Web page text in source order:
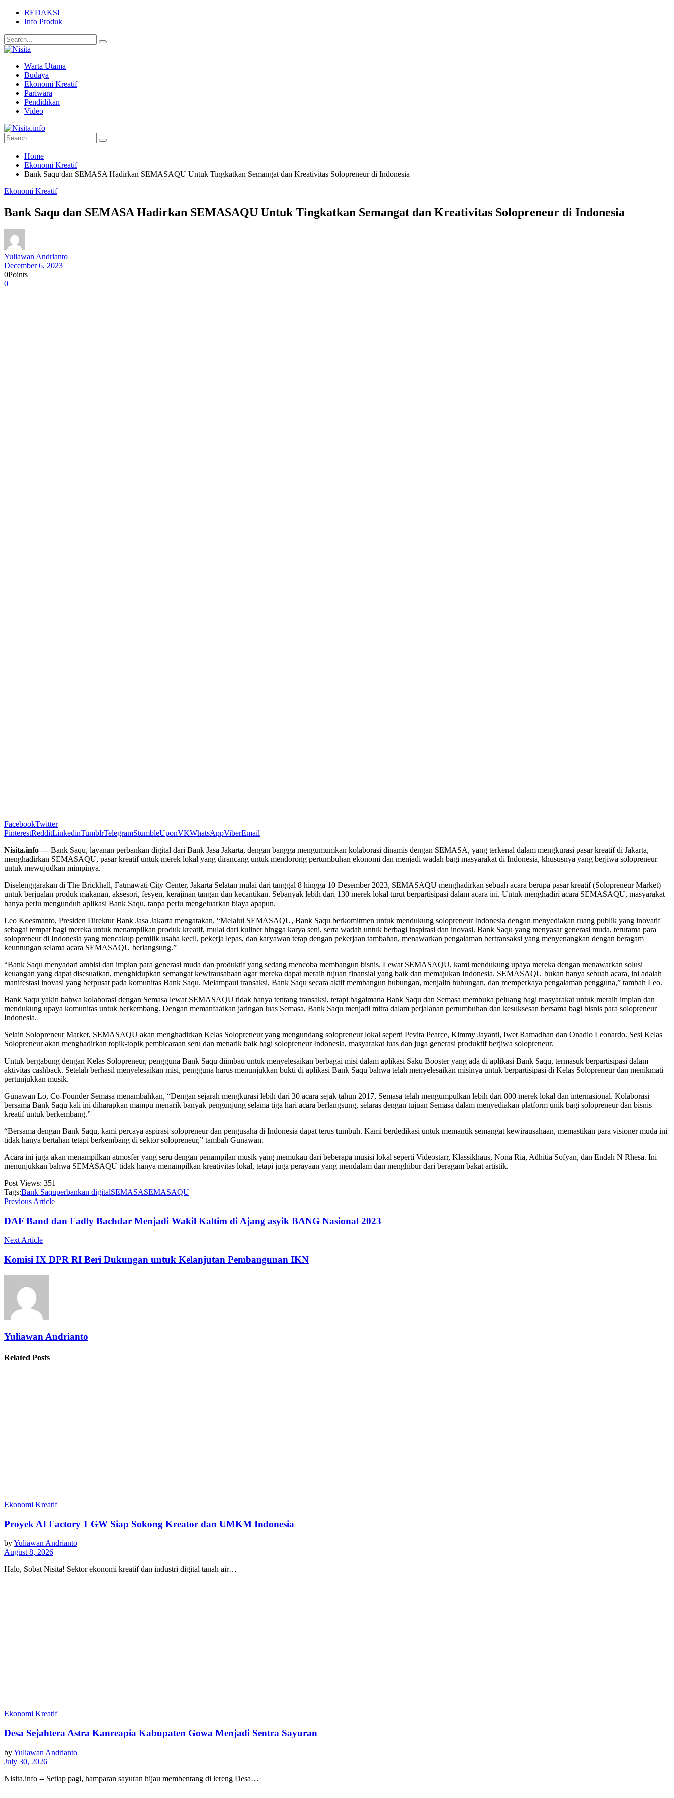
REDAKSI
Info Produk
Warta Utama
Budaya
Ekonomi Kreatif
Pariwara
Pendidikan
Video
Home
Ekonomi Kreatif
Bank Saqu dan SEMASA Hadirkan SEMASAQU Untuk Tingkatkan Semangat dan Kreativitas Solopreneur di Indonesia
Ekonomi Kreatif
Bank Saqu dan SEMASA Hadirkan SEMASAQU Untuk Tingkatkan Semangat dan Kreativitas Solopreneur di Indonesia
Yuliawan Andrianto
December 6, 2023
0Points
0
FacebookTwitter
PinterestRedditLinkedinTumblrTelegramStumbleUponVKWhatsAppViberEmail
Nisita.info —Bank Saqu, layanan perbankan digital dari Bank Jasa Jakarta, dengan bangga mengumumkan kolaborasi dinamis dengan SEMASA, yang terkenal dalam mengkurasi pasar kreatif di Jakarta,
menghadirkan SEMASAQU, pasar kreatif untuk merek lokal yang dirancang untuk mendorong pertumbuhan ekonomi dan menjadi wadah bagi masyarakat di Indonesia, khususnya yang berjiwa solopreneur
untuk mewujudkan mimpinya.
Diselenggarakan di The Brickhall, Fatmawati City Center, Jakarta Selatan mulai dari tanggal 8 hingga 10 Desember 2023, SEMASAQU menghadirkan sebuah acara berupa pasar kreatif (Solopreneur Market)
untuk berjualan produk makanan, aksesori, fesyen, kerajinan tangan dan kecantikan. Sebanyak lebih dari 130 merek lokal turut berpartisipasi dalam acara ini. Untuk menghadiri acara SEMASAQU, masyarakat
hanya perlu mengunduh aplikasi Bank Saqu, tanpa perlu mengeluarkan biaya apapun.
Leo Koesmanto, Presiden Direktur Bank Jasa Jakarta mengatakan, “Melalui SEMASAQU, Bank Saqu berkomitmen untuk mendukung solopreneur Indonesia dengan menyediakan ruang publik yang inovatif
sebagai tempat bagi mereka untuk menampilkan produk kreatif, mulai dari kuliner hingga karya seni, serta wadah untuk berbagi inspirasi dan inovasi. Bank Saqu yang menyasar generasi muda, terutama para
solopreneur di Indonesia yang mencakup pemilik usaha kecil, pekerja lepas, dan karyawan tetap dengan pekerjaan tambahan, menawarkan pengalaman bertransaksi yang menyenangkan dengan beragam
keuntungan selama acara SEMASAQU berlangsung.”
“Bank Saqu menyadari ambisi dan impian para generasi muda dan produktif yang sedang mencoba membangun bisnis. Lewat SEMASAQU, kami mendukung upaya mereka dengan menawarkan solusi
keuangan yang dapat disesuaikan, menghidupkan semangat kewirausahaan agar mereka dapat meraih tujuan finansial yang baik dan memajukan Indonesia. SEMASAQU bukan hanya sebuah acara, ini adalah
manifestasi inovasi yang berpusat pada komunitas Bank Saqu. Melampaui transaksi, Bank Saqu secara aktif membangun hubungan, menjalin hubungan, dan memperkaya pengalaman pengguna,” tambah Leo.
Bank Saqu yakin bahwa kolaborasi dengan Semasa lewat SEMASAQU tidak hanya tentang transaksi, tetapi bagaimana Bank Saqu dan Semasa membuka peluang bagi masyarakat untuk meraih impian dan
mendukung upaya komunitas untuk berkembang. Dengan memanfaatkan jaringan luas Semasa, Bank Saqu menjadi mitra dalam perjalanan pertumbuhan dan kesuksesan bersama bagi bisnis para solopreneur
Indonesia.
Selain Solopreneur Market, SEMASAQU akan menghadirkan Kelas Solopreneur yang mengundang solopreneur lokal seperti Pevita Pearce, Kimmy Jayanti, Iwet Ramadhan dan Onadio Leonardo. Sesi Kelas
Solopreneur akan menghadirkan topik-topik pembicaraan seru dan menarik baik bagi solopreneur Indonesia, masyarakat luas dan juga generasi produktif berjiwa solopreneur.
Untuk bergabung dengan Kelas Solopreneur, pengguna Bank Saqu diimbau untuk menyelesaikan berbagai misi dalam aplikasi Saku Booster yang ada di aplikasi Bank Saqu, termasuk berpartisipasi dalam
aktivitas cashback. Setelah berhasil menyelesaikan misi, pengguna harus menunjukkan bukti di aplikasi Bank Saqu bahwa telah menyelesaikan misinya untuk berpartisipasi di Kelas Solopreneur dan menikmati
pertunjukkan musik.
Gunawan Lo, Co-Founder Semasa menambahkan, “Dengan sejarah mengkurasi lebih dari 30 acara sejak tahun 2017, Semasa telah mengumpulkan lebih dari 800 merek lokal dan internasional. Kolaborasi
bersama Bank Saqu kali ini diharapkan mampu menarik banyak pengunjung selama tiga hari acara berlangsung, selaras dengan tujuan Semasa dalam menyediakan platform unik bagi solopreneur dan bisnis
kreatif untuk berkembang.”
“Bersama dengan Bank Saqu, kami percaya aspirasi solopreneur dan pengusaha di Indonesia dapat terus tumbuh. Kami berdedikasi untuk memantik semangat kewirausahaan, memastikan para visioner muda ini
tidak hanya bertahan tetapi berkembang di sektor solopreneur,” tambah Gunawan.
Acara ini juga akan menampilkan atmosfer yang seru dengan penampilan musik yang memukau dari beberapa musisi lokal seperti Videostarr, Klassikhaus, Nona Ria, Adhitia Sofyan, dan Endah N Rhesa. Ini
menunjukkan bahwa SEMASAQU tidak hanya menampilkan kreativitas lokal, tetapi juga perayaan yang mendalam dan menghibur dari beragam bakat artistik.
Post Views: 351
Tags:Bank Saquperbankan digitalSEMASASEMASAQU
Previous Article
DAF Band dan Fadly Bachdar Menjadi Wakil Kaltim di Ajang asyik BANG Nasional 2023
Next Article
Komisi IX DPR RI Beri Dukungan untuk Kelanjutan Pembangunan IKN
Yuliawan Andrianto
Related Posts
Ekonomi Kreatif
Proyek AI Factory 1 GW Siap Sokong Kreator dan UMKM Indonesia
byYuliawan Andrianto
August 8, 2026
Halo, Sobat Nisita! Sektor ekonomi kreatif dan industri digital tanah air…
Ekonomi Kreatif
Desa Sejahtera Astra Kanreapia Kabupaten Gowa Menjadi Sentra Sayuran
byYuliawan Andrianto
July 30, 2026
Nisita.info -- Setiap pagi, hamparan sayuran hijau membentang di lereng Desa…